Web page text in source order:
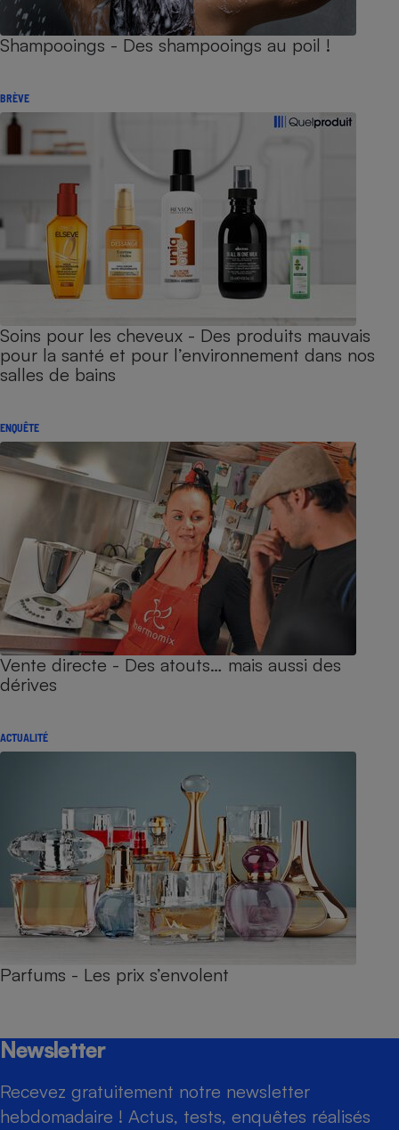
Shampooings - Des shampooings au poil !
BRÈVE
Soins pour les cheveux - Des produits mauvais
pour la santé et pour l’environnement dans nos
salles de bains
ENQUÊTE
Vente directe - Des atouts… mais aussi des
dérives
ACTUALITÉ
Parfums - Les prix s’envolent
Newsletter
Recevez gratuitement notre newsletter
hebdomadaire ! Actus, tests, enquêtes réalisés